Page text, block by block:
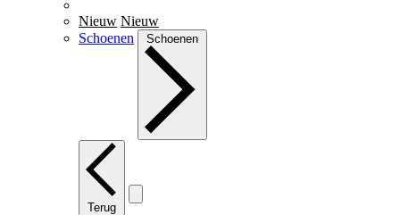
Nieuw Nieuw
Schoenen
Schoenen
Terug